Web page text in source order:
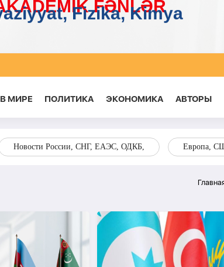
В МИРЕ ПОЛИТИКА ЭКОНОМИКА AВТОРЫ
Новости России, СНГ, ЕАЭС, ОДКБ, Европа,